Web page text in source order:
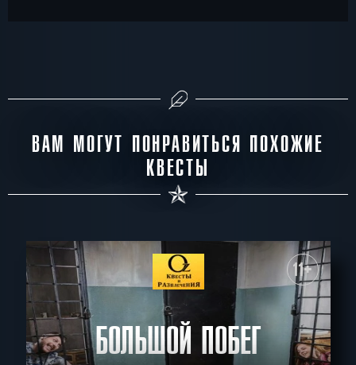
ВАМ МОГУТ ПОНРАВИТЬСЯ ПОХОЖИЕ
КВЕСТЫ
11+
БОЛЬШОЙ ПОБЕГ